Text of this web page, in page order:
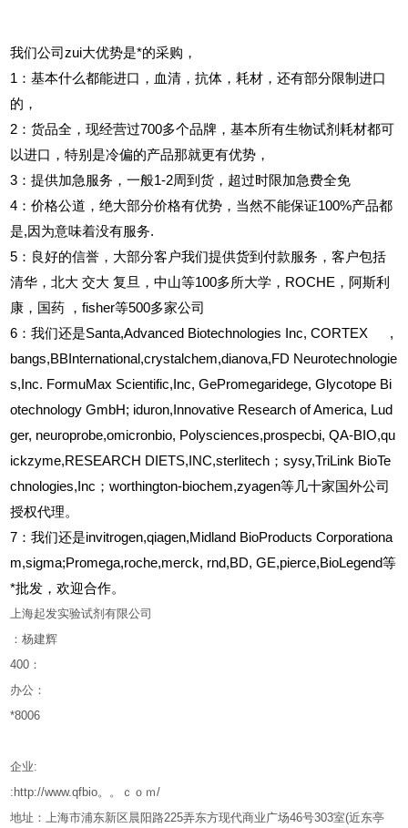
我们公司zui大优势是*的采购，
1 ：基本什么都能进口，血清，抗体，耗材，还有部分限制进口
的，
2 ：货品全，现经营过700多个品牌，基本所有生物试剂耗材都可
以进口，特别是冷偏的产品那就更有优势，
3 ：提供加急服务，一般1-2周到货，超过时限加急费全免
4 ：价格公道，绝大部分价格有优势，当然不能保证100%产品都
是,因为意味着没有服务.
5 ：良好的信誉，大部分客户我们提供货到付款服务，客户包括
清华，北大 交大 复旦，中山等100多所大学，ROCHE，阿斯利
康，国药
，fisher等500多家公司
6 ：我们还是Santa,Advanced Biotechnologies Inc, CORTEX ,
bangs,BBInternational,crystalchem,dianova,FD Neurotechnologie
s,Inc. FormuMax Scientific,Inc, GePromegaridege, Glycotope Bi
otechnology GmbH; iduron,Innovative Research of America, Lud
ger, neuroprobe,omicronbio, Polysciences,prospecbi, QA-BIO,qu
ickzyme,RESEARCH DIETS,INC,sterlitech；sysy,TriLink BioTe
chnologies,Inc；worthington-biochem,zyagen等几十家国外公司
授权代理。
7：我们还是invitrogen,qiagen,Midland BioProducts Corporationa
m,sigma;Promega,roche,merck, rnd,BD, GE,pierce,BioLegend等
*批发，欢迎合作。
上海起发实验试剂有限公司
：杨建辉
400 ：
办公：
*8006
企业:
:http://www.qfbio。。ｃｏｍ/
地址：上海市浦东新区晨阳路225弄东方现代商业广场46号303室(近东亭